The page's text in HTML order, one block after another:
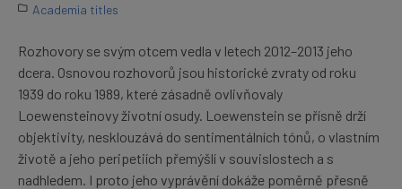
Academia titles
Rozhovory se svým otcem vedla v letech 2012–2013 jeho
dcera. Osnovou rozhovorů jsou historické zvraty od roku
1939 do roku 1989, které zásadně ovlivňovaly
Loewensteinovy životní osudy. Loewenstein se přísně drží
objektivity, nesklouzává do sentimentálních tónů, o vlastním
životě a jeho peripetiích přemýšlí v souvislostech a s
nadhledem. I proto jeho vyprávění dokáže poměrně přesně